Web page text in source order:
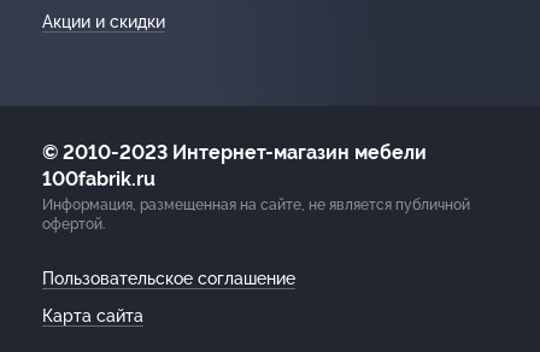
Акции и скидки
© 2010-2023 Интернет-магазин мебели
100fabrik.ru
Информация, размещенная на сайте, не является публичной
офертой.
Пользовательское соглашение
Карта сайта